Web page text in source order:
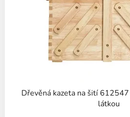
Dřevěná kazeta na šití
látkou